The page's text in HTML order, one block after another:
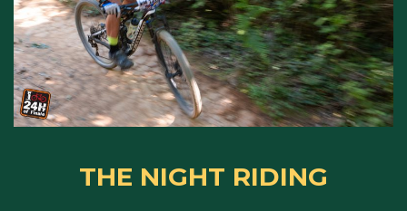
THE NIGHT RIDING